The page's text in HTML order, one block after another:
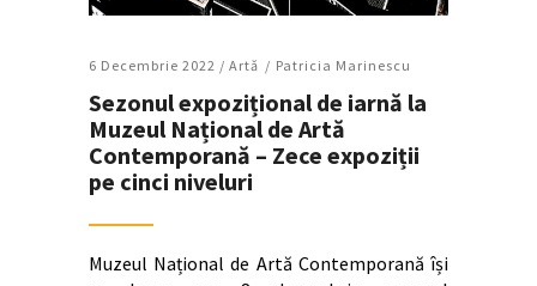
6 Decembrie 2022 / Artǎ Patricia Marinescu
Sezonul expozițional de iarnă la
Muzeul Național de Artă
Contemporană – Zece expoziții
pe cinci niveluri
Muzeul Național de Artă Contemporană își